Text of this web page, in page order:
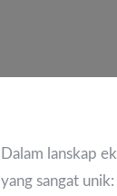
Dalam lanskap
yang sangat